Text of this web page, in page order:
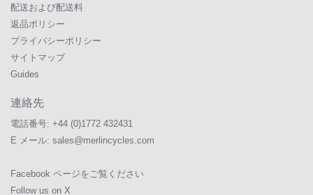
配送および配送料
返品ポリシー
プライバシーポリシー
サイトマップ
Guides
連絡先
電話番号: +44 (0)1772 432431
E メール: sales@merlincycles.com
Facebook ページをご覧ください
Follow us on X